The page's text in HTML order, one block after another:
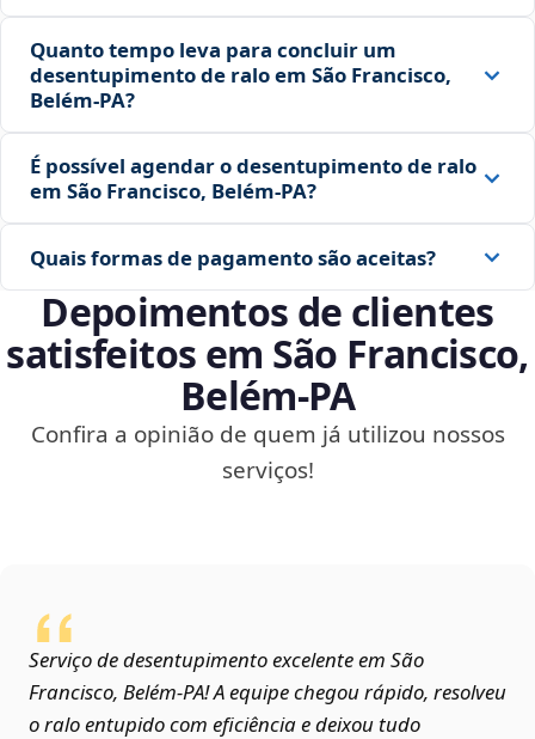
Quanto tempo leva para concluir um
desentupimento de ralo em São Francisco,
Belém‑PA?
É possível agendar o desentupimento de ralo
em São Francisco, Belém‑PA?
Quais formas de pagamento são aceitas?
Depoimentos de clientes
satisfeitos em São Francisco,
Belém‑PA
Confira a opinião de quem já utilizou nossos
serviços!
Serviço de desentupimento excelente em São
Francisco, Belém‑PA! A equipe chegou rápido, resolveu
o ralo entupido com eficiência e deixou tudo